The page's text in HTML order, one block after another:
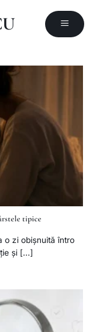
tipice
o zi obișnuită întro
și [...]